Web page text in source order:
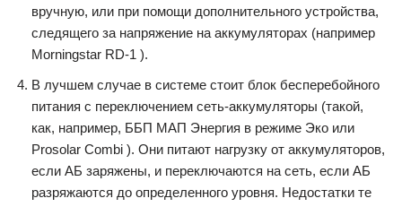
вручную, или при помощи дополнительного устройства,
следящего за напряжение на аккумуляторах (например
Morningstar RD-1 ).
В лучшем случае в системе стоит блок бесперебойного
питания с переключением сеть-аккумуляторы (такой,
как, например, ББП МАП Энергия в режиме Эко или
Prosolar Combi ). Они питают нагрузку от аккумуляторов,
если АБ заряжены, и переключаются на сеть, если АБ
разряжаются до определенного уровня. Недостатки те